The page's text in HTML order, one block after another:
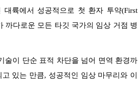
륙에서 성공적으로 첫 환자 투약(First
까다로운 모든 타깃 국가의 임상 거점 병
술이 단순 표적 차단을 넘어 면역 환경까
있는 만큼, 성공적인 임상 마무리와 이